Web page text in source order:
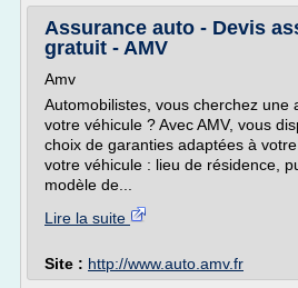
Assurance auto - Devis
gratuit - AMV
Amv
Automobilistes, vous cherchez une
votre véhicule ? Avec AMV, vous
choix de garanties adaptées à
votre véhicule : lieu de résidence,
modèle de...
Lire la suite
Site : http://www.auto.amv.fr